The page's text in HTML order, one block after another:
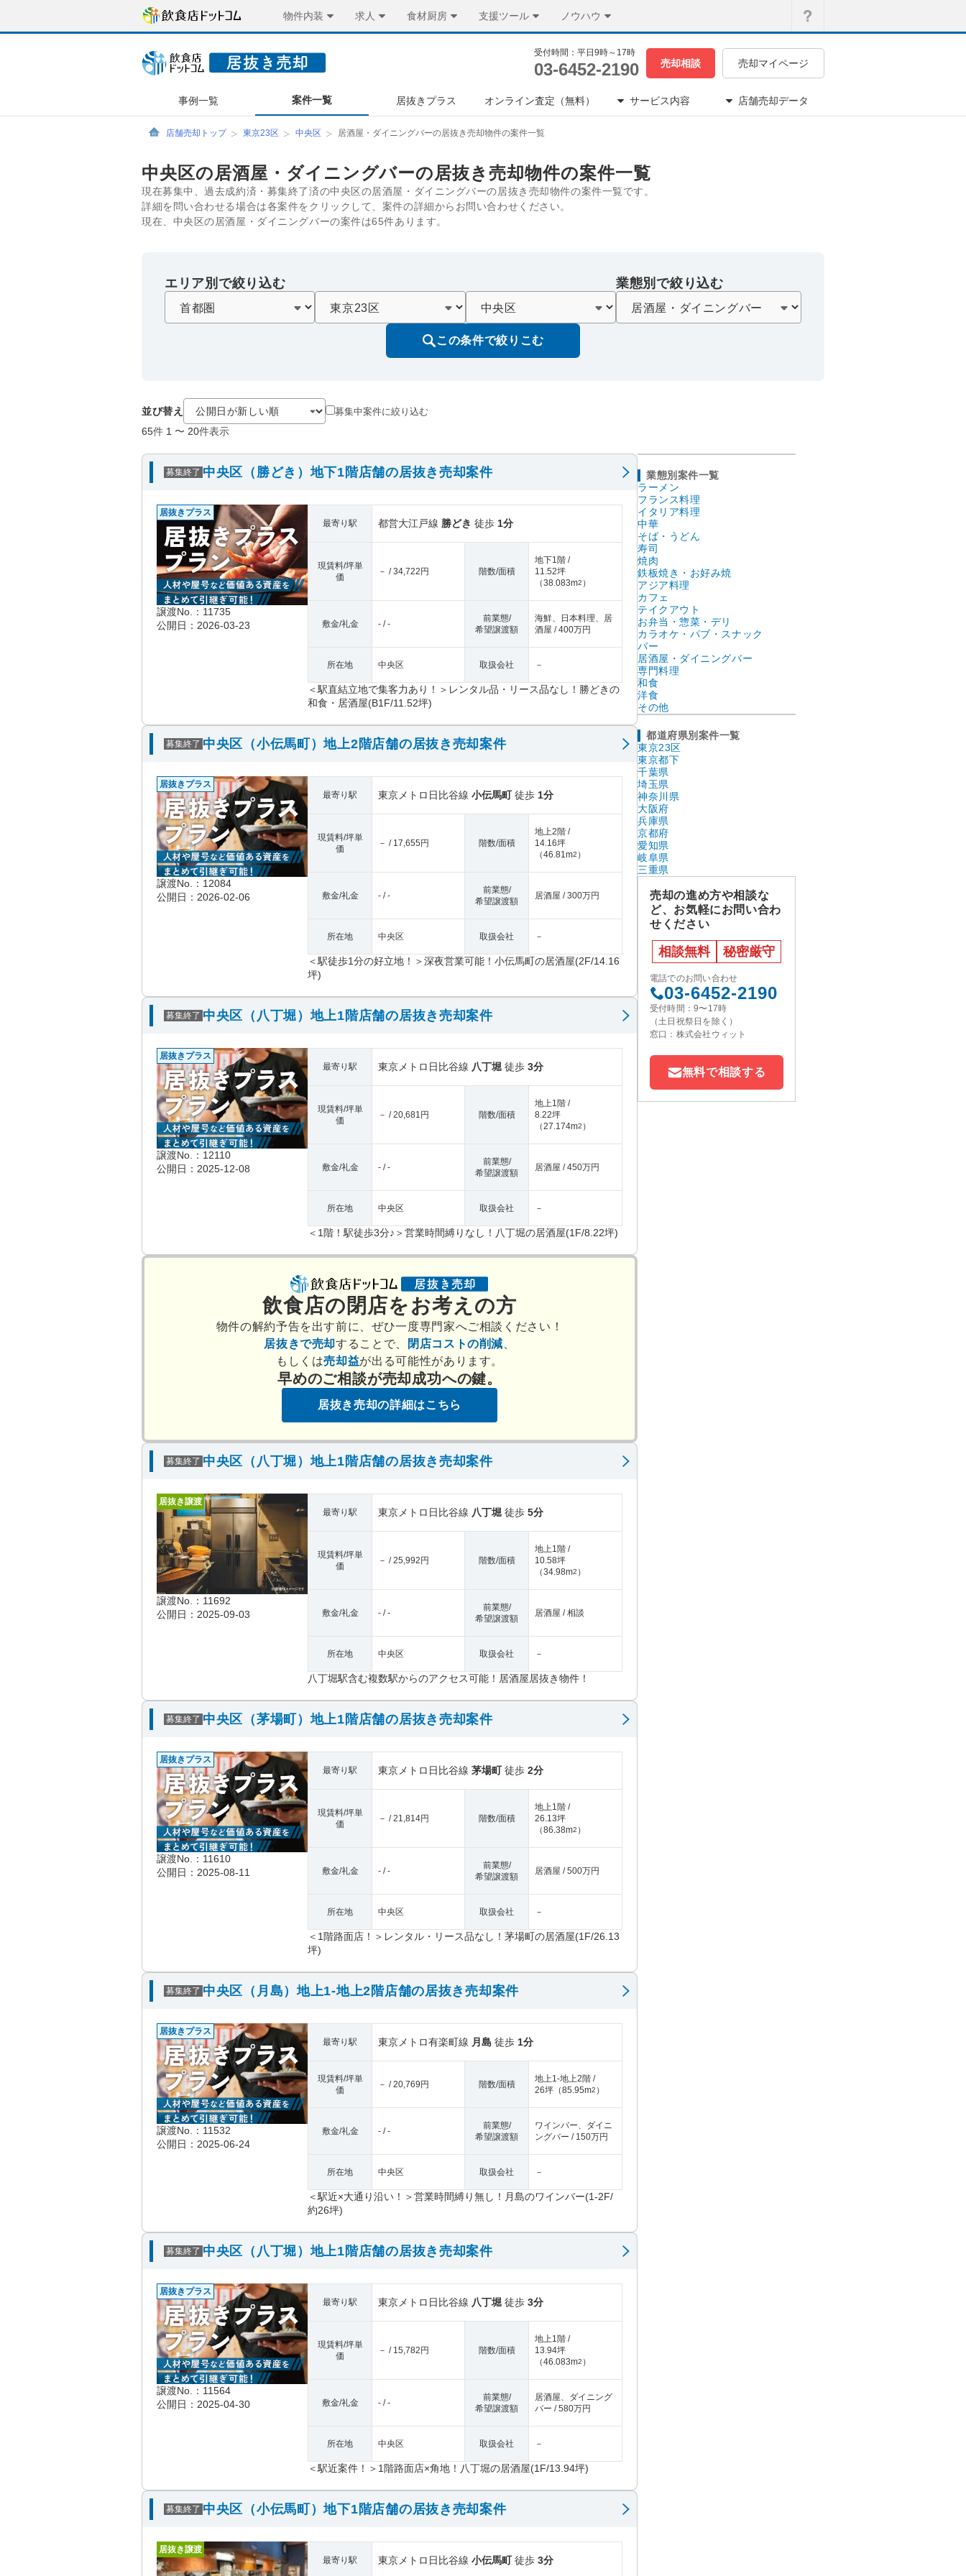
物件内装 求人 食材厨房 支援ツール ノウハウ
受付時間：平日9時～17時
03-6452-2190 売却相談 売却マイページ
事例一覧 案件一覧 居抜きプラス オンライン査定（無料） サービス内容 店舗売却データ
店舗売却トップ 東京23区 中央区 居酒屋・ダイニングバーの居抜き売却物件の案件一覧
中央区の居酒屋・ダイニングバーの居抜き売却物件の案件一覧
現在募集中、過去成約済・募集終了済の中央区の居酒屋・ダイニングバーの居抜き売却物件の案件一覧です。
詳細を問い合わせる場合は各案件をクリックして、案件の詳細からお問い合わせください。
現在、中央区の居酒屋・ダイニングバーの案件は65件あります。
エリア別で絞り込む 業態別で絞り込む
この条件で絞りこむ
並び替え 募集中案件に絞り込む
65件 1 〜 20件表示
募集終了 中央区（勝どき）地下1階店舗の居抜き売却案件
居抜きプラス
譲渡No.：11735
公開日：2026-03-23
最寄り駅 都営大江戸線 勝どき 徒歩 1分
現賃料/坪単
価
－ / 34,722円 階数/面積
地下1階 /
11.52坪
（38.083m2 ）
敷金/礼金 - / -
前業態/
希望譲渡額
海鮮、日本料理、居
酒屋 / 400万円
所在地 中央区 取扱会社 －
＜駅直結立地で集客力あり！＞レンタル品・リース品なし！勝どきの
和食・居酒屋(B1F/11.52坪)
募集終了 中央区（小伝馬町）地上2階店舗の居抜き売却案件
居抜きプラス
譲渡No.：12084
公開日：2026-02-06
最寄り駅 東京メトロ日比谷線 小伝馬町徒歩 1分
現賃料/坪単
価
－ / 17,655円 階数/面積
地上2階 /
14.16坪
（46.81m2 ）
敷金/礼金 - / -
前業態/
希望譲渡額
居酒屋 / 300万円
所在地 中央区 取扱会社 －
＜駅徒歩1分の好立地！＞深夜営業可能！小伝馬町の居酒屋(2F/14.16
坪)
募集終了 中央区（八丁堀）地上1階店舗の居抜き売却案件
居抜きプラス
譲渡No.：12110
公開日：2025-12-08
最寄り駅 東京メトロ日比谷線 八丁堀 徒歩 3分
現賃料/坪単
価
－ / 20,681円 階数/面積
地上1階 /
8.22坪
（27.174m2 ）
敷金/礼金 - / -
前業態/
希望譲渡額
居酒屋 / 450万円
所在地 中央区 取扱会社 －
＜1階！駅徒歩3分♪＞営業時間縛りなし！八丁堀の居酒屋(1F/8.22坪)
飲食店の閉店をお考えの方
物件の解約予告を出す前に、ぜひ一度専門家へご相談ください！
居抜きで売却することで、 閉店コストの削減
もしくは売却益が出る可能性があります。
早めのご相談が売却成功への鍵。
居抜き売却の詳細はこちら
募集終了 中央区（八丁堀）地上1階店舗の居抜き売却案件
居抜き譲渡
譲渡No.：11692
公開日：2025-09-03
最寄り駅 東京メトロ日比谷線 八丁堀 徒歩 5分
現賃料/坪単
価
－ / 25,992円 階数/面積
地上1階 /
10.58坪
（34.98m2 ）
敷金/礼金 - / -
前業態/
希望譲渡額
居酒屋 / 相談
所在地 中央区 取扱会社 －
八丁堀駅含む複数駅からのアクセス可能！居酒屋居抜き物件！
募集終了 中央区（茅場町）地上1階店舗の居抜き売却案件
居抜きプラス
譲渡No.：11610
公開日：2025-08-11
最寄り駅 東京メトロ日比谷線 茅場町徒歩 2分
現賃料/坪単
価
－ / 21,814円 階数/面積
地上1階 /
26.13坪
（86.38m2 ）
敷金/礼金 - / -
前業態/
希望譲渡額
居酒屋 / 500万円
所在地 中央区 取扱会社 －
＜1階路面店！＞レンタル・リース品なし！茅場町の居酒屋(1F/26.13
坪)
募集終了 中央区（月島）地上1-地上2階店舗の居抜き売却案件
居抜きプラス
譲渡No.：11532
公開日：2025-06-24
最寄り駅 東京メトロ有楽町線 月島 徒歩 1分
現賃料/坪単
価
－ / 20,769円 階数/面積
地上1-地上2階 /
26坪 （85.95m2 ）
敷金/礼金 - / -
前業態/
希望譲渡額
ワインバー、ダイニ
ングバー / 150万円
所在地 中央区 取扱会社 －
＜駅近×大通り沿い！＞営業時間縛り無し！月島のワインバー(1-2F/
約26坪)
募集終了 中央区（八丁堀）地上1階店舗の居抜き売却案件
居抜きプラス
譲渡No.：11564
公開日：2025-04-30
最寄り駅 東京メトロ日比谷線 八丁堀 徒歩 3分
現賃料/坪単
価
－ / 15,782円 階数/面積
地上1階 /
13.94坪
（46.083m2 ）
敷金/礼金 - / -
前業態/
希望譲渡額
居酒屋、ダイニング
バー / 580万円
所在地 中央区 取扱会社 －
＜駅近案件！＞1階路面店×角地！八丁堀の居酒屋(1F/13.94坪)
募集終了 中央区（小伝馬町）地下1階店舗の居抜き売却案件
居抜き譲渡
最寄り駅
東京メトロ日比谷線 小伝馬町徒歩 3分
業態別案件一覧
ラーメン
フランス料理
イタリア料理
中華
そば・うどん
寿司
焼肉
鉄板焼き・お好み焼
アジア料理
カフェ
テイクアウト
お弁当・惣菜・デリ
カラオケ・パブ・スナック
バー
居酒屋・ダイニングバー
専門料理
和食
洋食
その他
都道府県別案件一覧
東京23区
東京都下
千葉県
埼玉県
神奈川県
大阪府
兵庫県
京都府
愛知県
岐阜県
三重県
売却の進め方や相談な
ど、お気軽にお問い合わ
せください
相談無料 秘密厳守
電話でのお問い合わせ
03-6452-2190
受付時間：9〜17時
（土日祝祭日を除く）
窓口：株式会社ウィット
無料で相談する